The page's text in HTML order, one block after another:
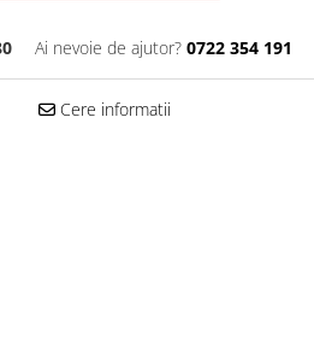
Ai nevoie de ajutor? 0722 354 191
Cere informatii